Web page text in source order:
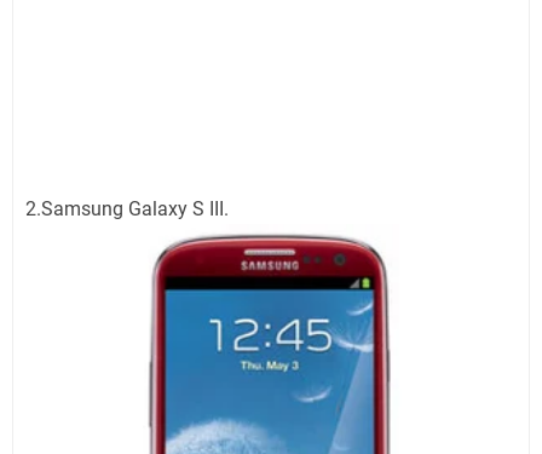
2.Samsung Galaxy S III.